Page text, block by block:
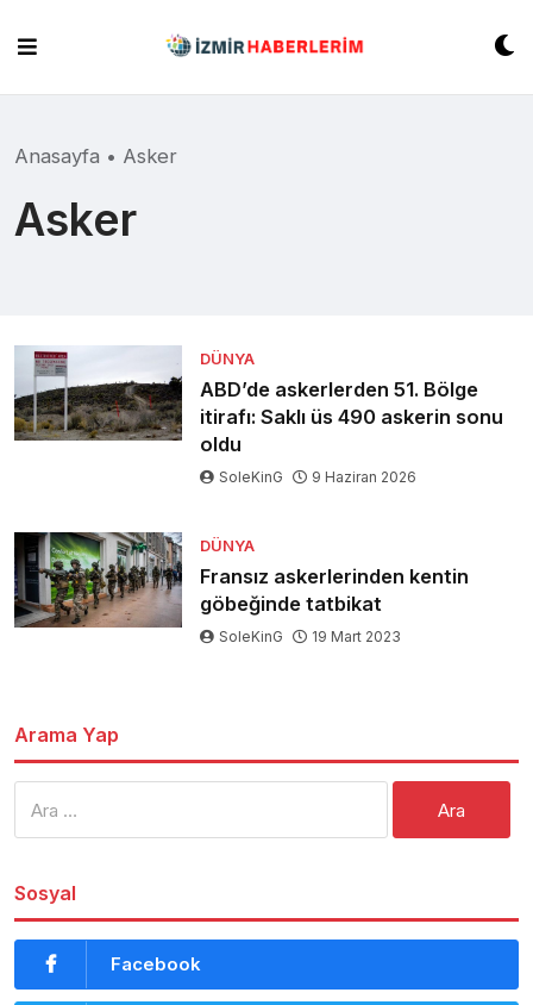
content
Anasayfa • Asker
Asker
DÜNYA
ABD’de askerlerden 51. Bölge
itirafı: Saklı üs 490 askerin sonu
oldu
SoleKinG 9 Haziran 2026
DÜNYA
Fransız askerlerinden kentin
göbeğinde tatbikat
SoleKinG 19 Mart 2023
Arama Yap
Sosyal
Facebook